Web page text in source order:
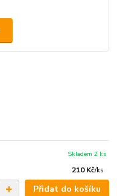
210 Kč/ks
Skladem 2 ks
Přidat do košíku